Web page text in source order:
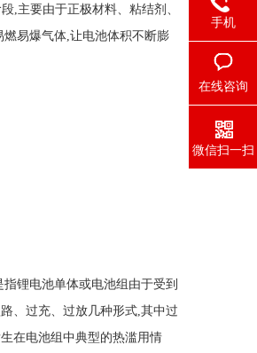
主要由于正极材料、粘结剂、
易爆气体,让电池体积不断膨
锂电池单体或电池组由于受到
、过充、过放几种形式,其中过
在电池组中典型的热滥用情
手机
在线咨询
微信扫一扫